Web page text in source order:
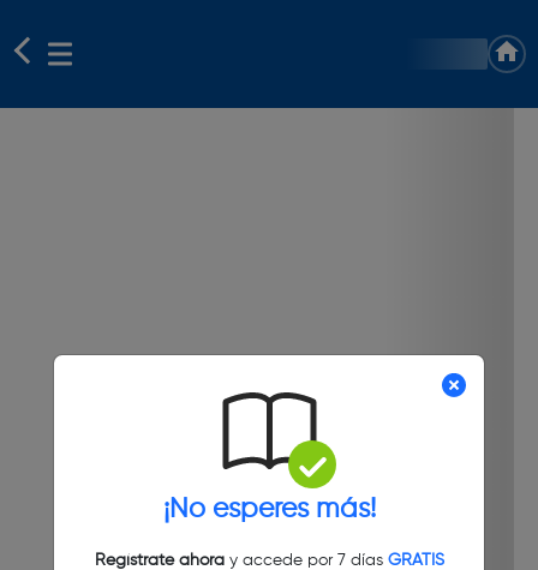
¡No esperes más!
Regístrate ahoray accede por 7 días GRATIS